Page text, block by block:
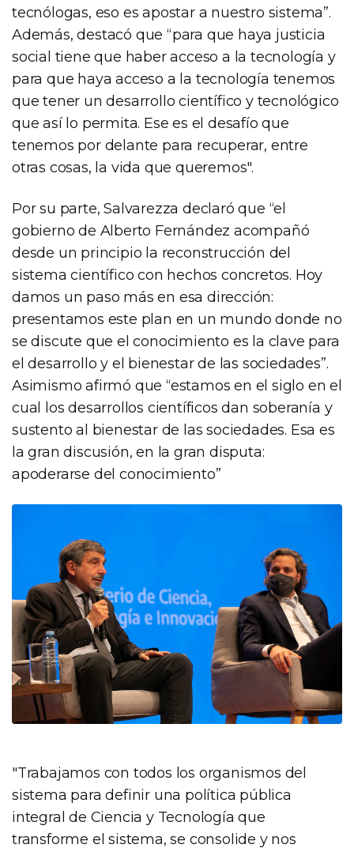
tecnólogas, eso es apostar a nuestro sistema”.
Además, destacó que “para que haya justicia
social tiene que haber acceso a la tecnología y
para que haya acceso a la tecnología tenemos
que tener un desarrollo científico y tecnológico
que así lo permita. Ese es el desafío que
tenemos por delante para recuperar, entre
otras cosas, la vida que queremos".
Por su parte, Salvarezza declaró que “el
gobierno de Alberto Fernández acompañó
desde un principio la reconstrucción del
sistema científico con hechos concretos. Hoy
damos un paso más en esa dirección:
presentamos este plan en un mundo donde no
se discute que el conocimiento es la clave para
el desarrollo y el bienestar de las sociedades”.
Asimismo afirmó que “estamos en el siglo en el
cual los desarrollos científicos dan soberanía y
sustento al bienestar de las sociedades. Esa es
la gran discusión, en la gran disputa:
apoderarse del conocimiento”
"Trabajamos con todos los organismos del
sistema para definir una política pública
integral de Ciencia y Tecnología que
transforme el sistema, se consolide y nos